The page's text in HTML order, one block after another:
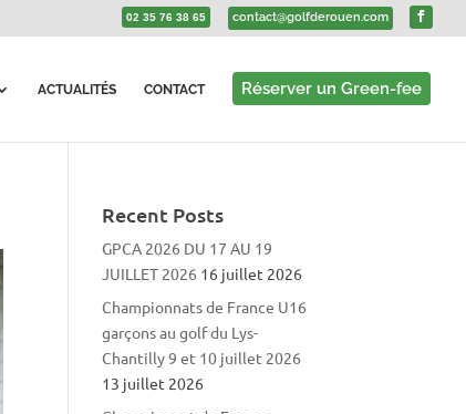
02 35 76 38 65 contact@golfderouen.com
ACTUALITÉS CONTACT Réserver un Green-fee
Recent Posts
GPCA 2026 DU 17 AU 19
JUILLET 2026 16 juillet 2026
Championnats de France U16
garçons au golf du Lys-
Chantilly 9 et 10 juillet 2026
13 juillet 2026